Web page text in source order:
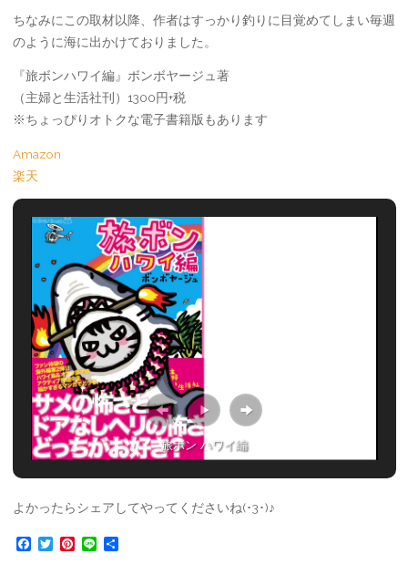
ちなみにこの取材以降、作者はすっかり釣りに目覚めてしまい毎週
のように海に出かけておりました。
『旅ボンハワイ編』ボンボヤージュ著
（主婦と生活社刊）1300円+税
※ちょっぴりオトクな電子書籍版もあります
Amazon
楽天
旅ボン ハワイ編
よかったらシェアしてやってくださいね(･3･)♪
F
T
P
L
共